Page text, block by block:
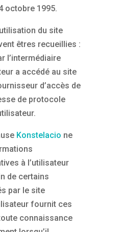
octobre 1995.
du site
êtres recueillies :
l’intermédiaire
a accédé au site
d’accès de
de protocole
Konstelacio ne
à l’utilisateur
de certains
par le site
fournit ces
connaissance